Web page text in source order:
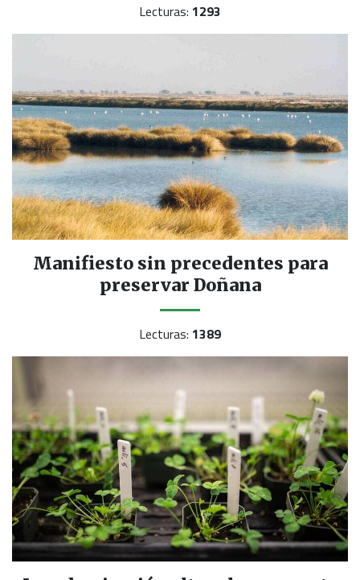
Lecturas: 1293
Manifiesto sin precedentes para
preservar Doñana
Lecturas: 1389